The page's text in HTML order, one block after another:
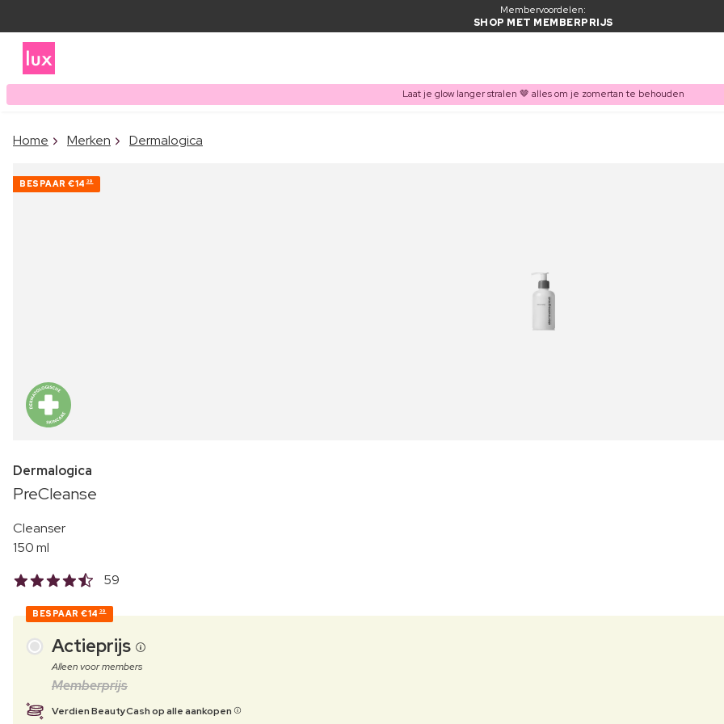
Membervoordelen:
SHOP MET MEMBERPRIJS
Laat je glow langer stralen 🤎 alles om je zomertan te behouden
Home Merken Dermalogica
BESPAAR €14 39
Dermalogica
PreCleanse
Cleanser
150 ml
59
BESPAAR €14 39
Actieprijs
Alleen voor members
Memberprijs
Verdien BeautyCash op alle aankopen